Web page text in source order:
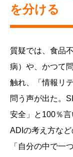
を分ける
質疑では、食品
病）や、かつて
触れ、「情報リ
問う声が出た。
安全」と100％
ADIの考え方な
「自分の中で一